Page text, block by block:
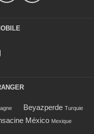
Beyazperde Turquie
México Mexique